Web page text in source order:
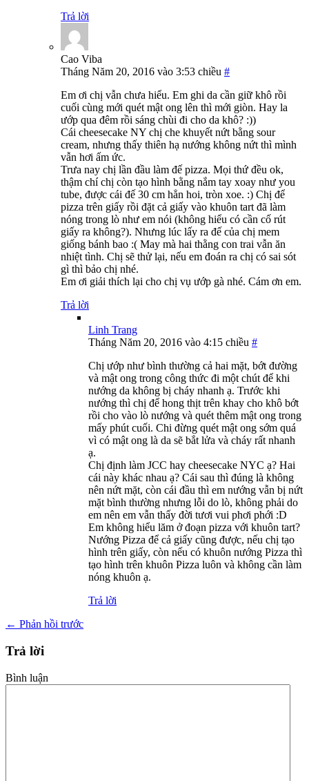
Trả lời
Cao Viba
Tháng Năm 20, 2016 vào 3:53 chiều #
Em ơi chị vẫn chưa hiểu. Em ghi da cần giữ khô rồi
cuối cùng mới quét mật ong lên thì mới giòn. Hay la
ướp qua đêm rồi sáng chùi đi cho da khô? :))
Cái cheesecake NY chị che khuyết nứt bằng sour
cream, nhưng thấy thiên hạ nướng không nứt thì mình
vẫn hơi ấm ức.
Trưa nay chị lần đầu làm đế pizza. Mọi thứ đều ok,
thậm chí chị còn tạo hình bằng nắm tay xoay như you
tube, được cái đế 30 cm hẳn hoi, tròn xoe. :) Chị để
pizza trên giấy rồi đặt cả giấy vào khuôn tart đã làm
nóng trong lò như em nói (không hiểu có cần cố rút
giấy ra không?). Nhưng lúc lấy ra đế của chị mem
giống bánh bao :( May mà hai thằng con trai vẫn ăn
nhiệt tình. Chị sẽ thử lại, nếu em đoán ra chị có sai sót
gì thì bảo chị nhé.
Em ơi giải thích lại cho chị vụ ướp gà nhé. Cám ơn em.
Trả lời
Linh Trang
Tháng Năm 20, 2016 vào 4:15 chiều #
Chị ướp như bình thường cả hai mặt, bớt đường
và mật ong trong công thức đi một chút để khi
nướng da không bị cháy nhanh ạ. Trước khi
nướng thì chị để hong thịt trên khay cho khô bớt
rồi cho vào lò nướng và quét thêm mật ong trong
mấy phút cuối. Chi đừng quét mật ong sớm quá
vì có mật ong là da sẽ bắt lửa và cháy rất nhanh
ạ.
Chị định làm JCC hay cheesecake NYC ạ? Hai
cái này khác nhau ạ? Cái sau thì đúng là không
nên nứt mặt, còn cái đầu thì em nướng vẫn bị nứt
mặt bình thường nhưng lỗi do lò, không phải do
em nên em vẫn thấy đời tươi vui phơi phới :D
Em không hiểu lăm ở đoạn pizza với khuôn tart?
Nướng Pizza để cả giấy cũng được, nếu chị tạo
hình trên giấy, còn nếu có khuôn nướng Pizza thì
tạo hình trên khuôn Pizza luôn và không cần làm
nóng khuôn ạ.
Trả lời
← Phản hồi trước
Trả lời
Bình luận